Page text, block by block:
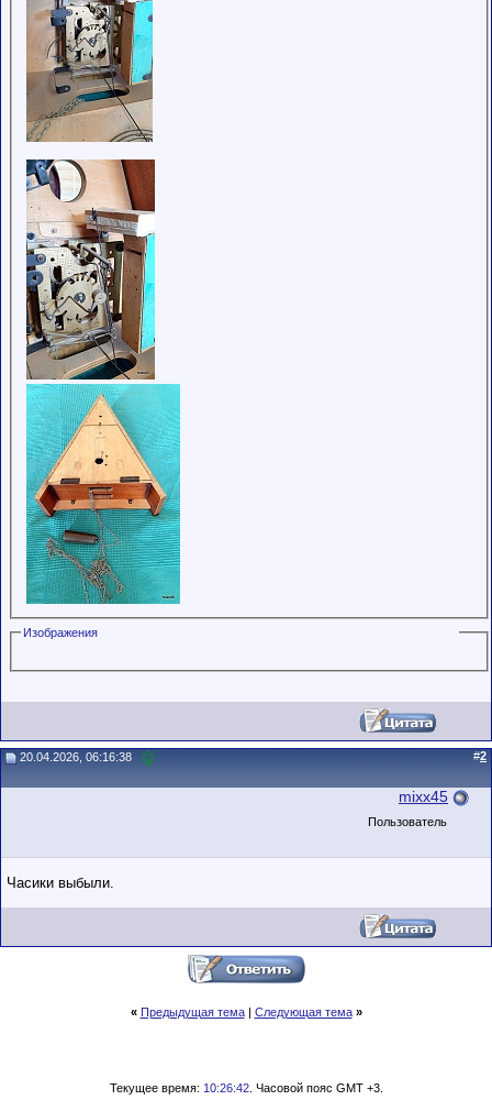
Изображения
20.04.2026, 06:16:38 #2
mixx45
Пользователь
Часики выбыли.
« Предыдущая тема| Следующая тема »
Текущее время: 10:26:42. Часовой пояс GMT +3.